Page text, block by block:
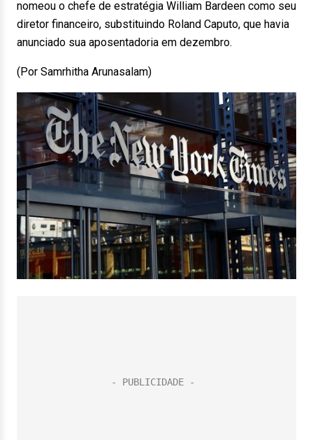
nomeou o chefe de estratégia William Bardeen como seu
diretor financeiro, substituindo Roland Caputo, que havia
anunciado sua aposentadoria em dezembro.
(Por Samrhitha Arunasalam)